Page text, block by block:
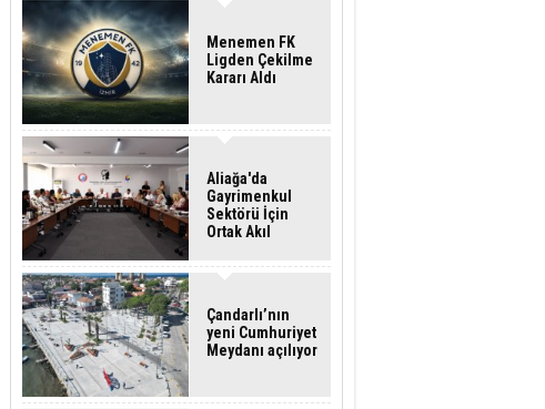
Menemen FK
Ligden Çekilme
Kararı Aldı
Aliağa'da
Gayrimenkul
Sektörü İçin
Ortak Akıl
Çandarlı’nın
yeni Cumhuriyet
Meydanı açılıyor